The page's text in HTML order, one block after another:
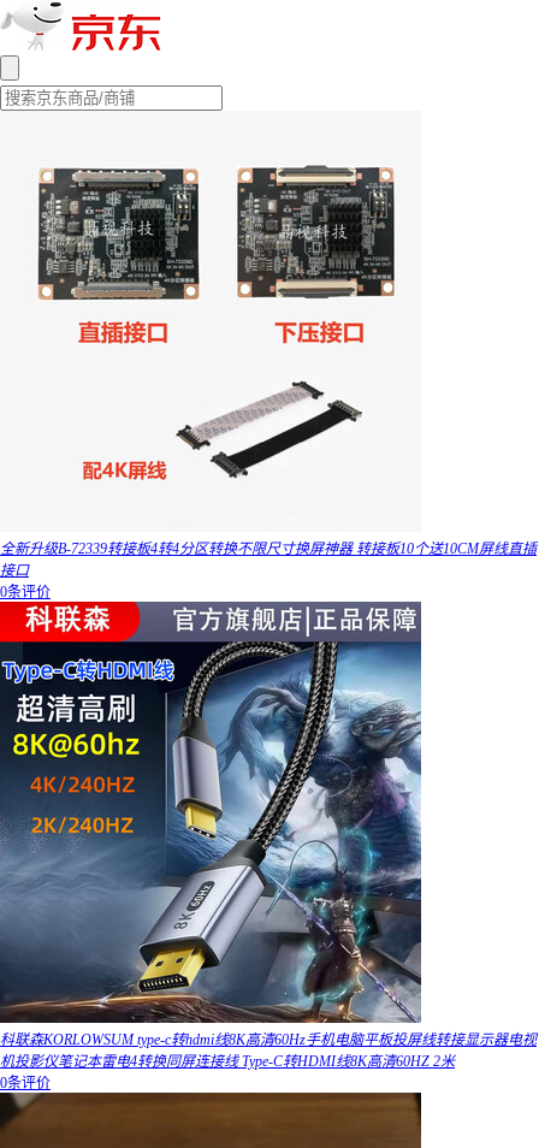
全新升级B-72339转接板4转4分区转换不限尺寸换屏神器 转接板10个送10CM屏线直插
接口
0条评价
科联森KORLOWSUM type-c转hdmi线8K高清60Hz手机电脑平板投屏线转接显示器电视
机投影仪笔记本雷电4转换同屏连接线 Type-C转HDMI线8K高清60HZ 2米
0条评价